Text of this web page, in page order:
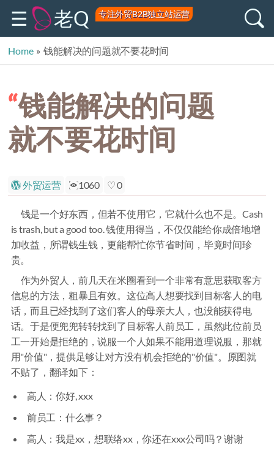
老Q 专注外贸B2B独立站运营
Home » 钱能解决的问题就不要花时间
钱能解决的问题
就不要花时间
外贸运营 1060 0
钱是一个好东西，但若不使用它，它就什么也不是。Cash
is trash, but a good too. 钱使用得当，不仅仅能给你成倍地增
加收益，所谓钱生钱，更能帮忙你节省时间，毕竟时间珍
贵。
作为外贸人，前几天在米圈看到一个非常有意思获取客方
信息的方法，粗暴且有效。这位高人想要找到目标客人的电
话，而且已经找到了这们客人的母亲大人，也没能获得电
话。于是便兜兜转转找到了目标客人前员工，虽然此位前员
工一开始是拒绝的，说服一个人如果不能用道理说服，那就
用"价值"，提供足够让对方没有机会拒绝的"价值"。原图就
不贴了，翻译如下：
高人：你好, xxx
前员工：什么事？
高人：我是xx，想联络xx，你还在xxx公司吗？谢谢